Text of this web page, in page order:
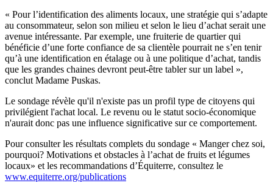
« Pour l’identification des aliments locaux, une stratégie qui s’adapte
au consommateur, selon son milieu et selon le lieu d’achat serait une
avenue intéressante. Par exemple, une fruiterie de quartier qui
bénéficie d’une forte confiance de sa clientèle pourrait ne s’en tenir
qu’à une identification en étalage ou à une politique d’achat, tandis
que les grandes chaines devront peut-être tabler sur un label »,
conclut Madame Puskas.
Le sondage révèle qu'il n'existe pas un profil type de citoyens qui
privilégient l'achat local. Le revenu ou le statut socio-économique
n'aurait donc pas une influence significative sur ce comportement.
Pour consulter les résultats complets du sondage « Manger chez soi,
pourquoi? Motivations et obstacles à l’achat de fruits et légumes
locaux» et les recommandations d’Équiterre, consultez le
www.equiterre.org/publications